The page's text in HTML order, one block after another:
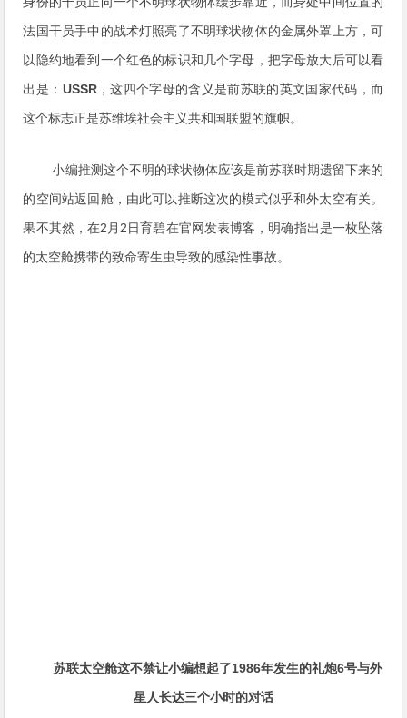
法国干员手中的战术灯照亮了不明球状物体的金属外罩上方，可
以隐约地看到一个红色的标识和几个字母，把字母放大后可以看
出是： USSR，这四个字母的含义是前苏联的英文国家代码，而
这个标志正是苏维埃社会主义共和国联盟的旗帜。
小编推测这个不明的球状物体应该是前苏联时期遗留下来的
的空间站返回舱，由此可以推断这次的模式似乎和外太空有关。
果不其然，在2月2日育碧在官网发表博客，明确指出是一枚坠落
的太空舱携带的致命寄生虫导致的感染性事故。
苏联太空舱这不禁让小编想起了1986年发生的礼炮6号与外
星人长达三个小时的对话